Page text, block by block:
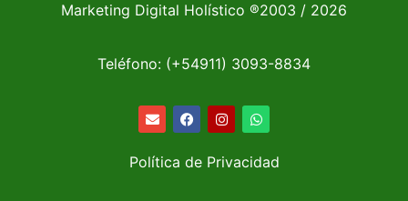
Marketing Digital Holístico ®2003 / 2026
Teléfono: (+54911) 3093-8834
Política de Privacidad